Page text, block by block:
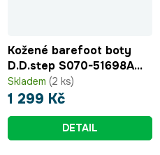
Kožené barefoot boty
D.D.step S070-51698A
White
Skladem (2 ks)
1 299 Kč
DETAIL